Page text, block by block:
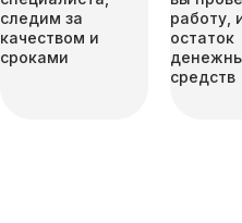
следим за
качеством и
сроками
работу,
остаток
средств